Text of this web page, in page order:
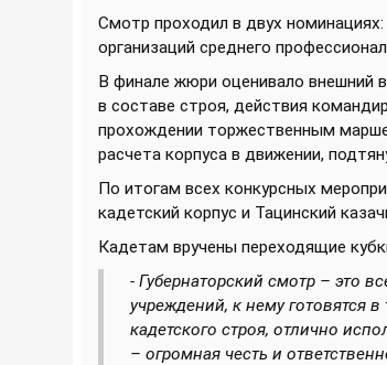
Смотр проходил в двух
организаций среднего
В финале жюри оценивало внешний
в составе строя, действия
прохождении торжественным
расчета корпуса в движении,
По итогам всех конкурсных
кадетский корпус и Тацинский
Кадетам вручены переходящие
- Губернаторский смотр – это
учреждений, к нему готовятся
кадетского строя, отлично
– огромная честь и